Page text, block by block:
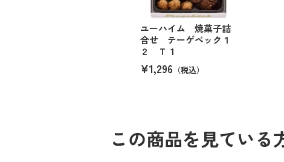
ユーハイム 焼菓子詰
合せ テーゲベック１
２ Ｔ１
¥1,296 （税込）
この商品を見ている